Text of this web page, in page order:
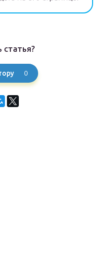
статья?
0